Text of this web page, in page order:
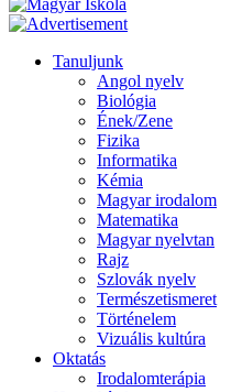
Tanuljunk
Angol nyelv
Biológia
Ének/Zene
Fizika
Informatika
Kémia
Magyar irodalom
Matematika
Magyar nyelvtan
Rajz
Szlovák nyelv
Természetismeret
Történelem
Vizuális kultúra
Oktatás
Irodalomterápia